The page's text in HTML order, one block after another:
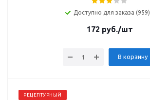
Доступно для заказа (959)
172 руб./шт
В корзину
РЕЦЕПТУРНЫЙ